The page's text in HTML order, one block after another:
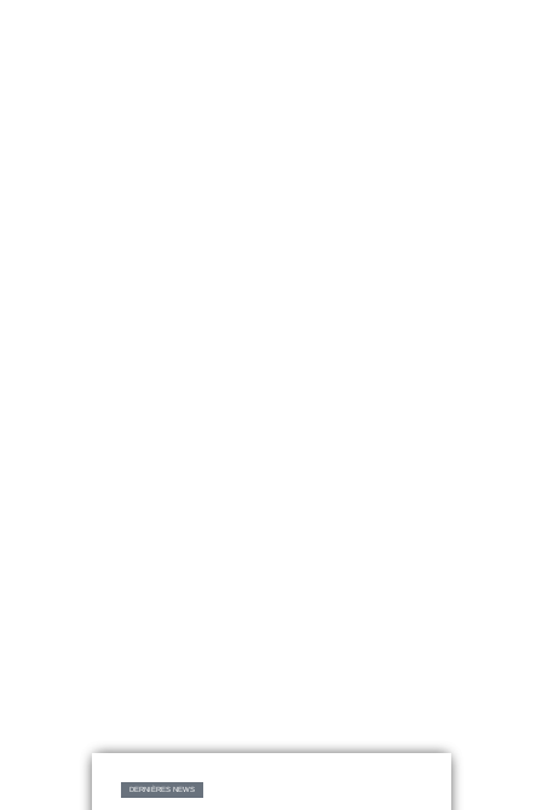
DERNIÈRES NEWS